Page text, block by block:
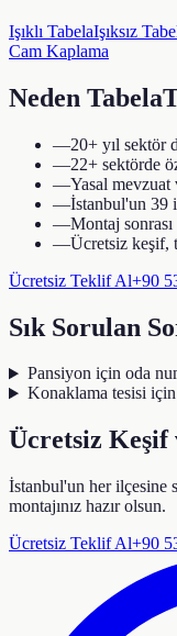
Işıklı TabelaIşıksız
Cam Kaplama
Neden
—20+ yıl sektör
—22+ sektörde
—Yasal mevzuat
—İstanbul'un 39
—Montaj
—Ücretsiz keşif,
Ücretsiz Teklif Al+90
Sık Sorulan
Pansiyon için oda
Konaklama tesisi için
Ücretsiz
İstanbul'un her ilçesine
montajınız hazır olsun.
Ücretsiz Teklif Al+90